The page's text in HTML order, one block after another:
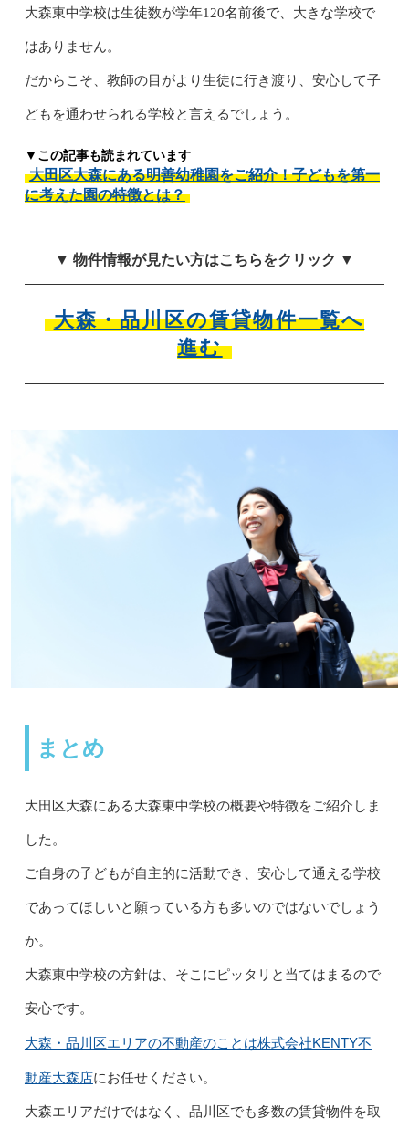
大森東中学校は生徒数が学年120名前後で、大きな学校で
はありません。
だからこそ、教師の目がより生徒に行き渡り、安心して子
どもを通わせられる学校と言えるでしょう。
▼この記事も読まれています
大田区大森にある明善幼稚園をご紹介！子どもを第一
に考えた園の特徴とは？
▼ 物件情報が見たい方はこちらをクリック ▼
大森・品川区の賃貸物件一覧へ
進む
まとめ
大田区大森にある大森東中学校の概要や特徴をご紹介しま
した。
ご自身の子どもが自主的に活動でき、安心して通える学校
であってほしいと願っている方も多いのではないでしょう
か。
大森東中学校の方針は、そこにピッタリと当てはまるので
安心です。
大森・品川区エリアの不動産のことは株式会社KENTY不
動産大森店にお任せください。
大森エリアだけではなく、品川区でも多数の賃貸物件を取